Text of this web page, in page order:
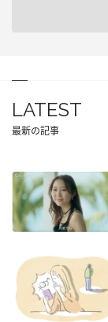
LATEST
最新の記事